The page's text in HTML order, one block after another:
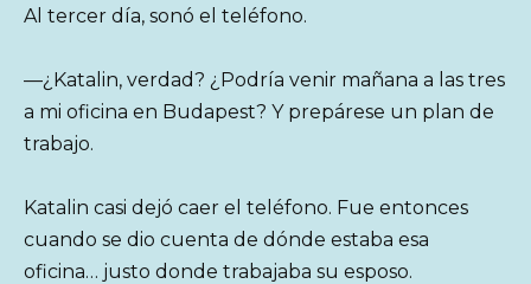
Al tercer día, sonó el teléfono.
—¿Katalin, verdad? ¿Podría venir mañana a las tres
a mi oficina en Budapest? Y prepárese un plan de
trabajo.
Katalin casi dejó caer el teléfono. Fue entonces
cuando se dio cuenta de dónde estaba esa
oficina… justo donde trabajaba su esposo.